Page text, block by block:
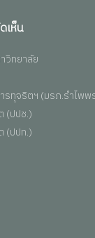
เห็น
วิทยาลัย
รทุจริตฯ (มรภ.รำไพ
(ปปช.)
(ปปท.)